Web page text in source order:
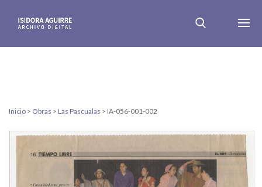
Inicio > Obras > Las Pascualas > IA-056-001-002